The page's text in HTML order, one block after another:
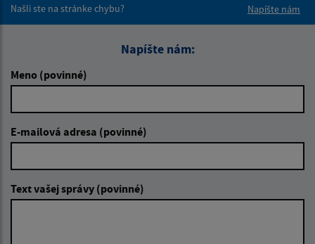
Našli ste na stránke chybu?
Napíšte nám
Napíšte nám:
Meno (povinné)
E-mailová adresa (povinné)
Text vašej správy (povinné)